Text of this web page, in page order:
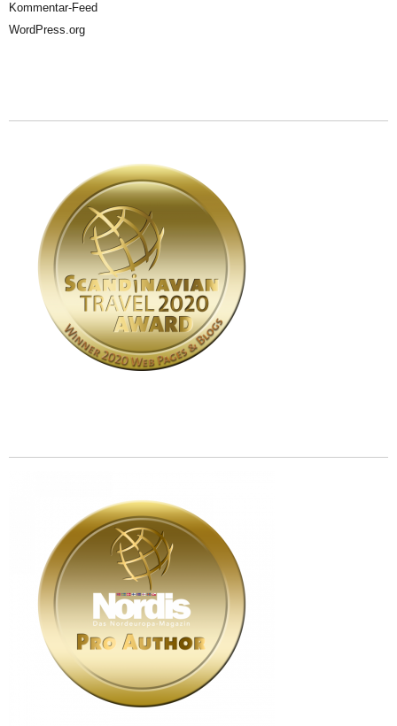
Kommentar-Feed
WordPress.org